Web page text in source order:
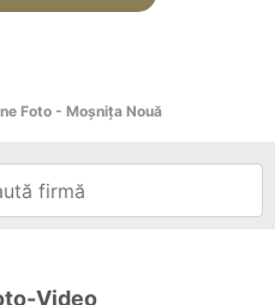
Foto - Moşniţa Nouă
Video